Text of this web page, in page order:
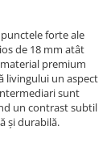
forte ale
de 18 mm atât
premium
livingului un aspect
sunt
un contrast subtil
și durabilă.